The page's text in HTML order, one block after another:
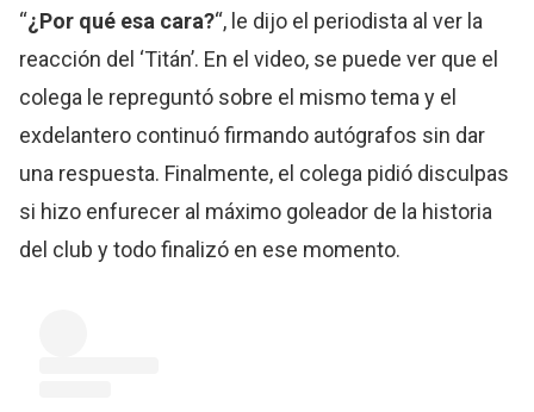
“¿Por qué esa cara?“, le dijo el periodista al ver la
reacción del ‘Titán’. En el video, se puede ver que el
colega le repreguntó sobre el mismo tema y el
exdelantero continuó firmando autógrafos sin dar
una respuesta. Finalmente, el colega pidió disculpas
si hizo enfurecer al máximo goleador de la historia
del club y todo finalizó en ese momento.